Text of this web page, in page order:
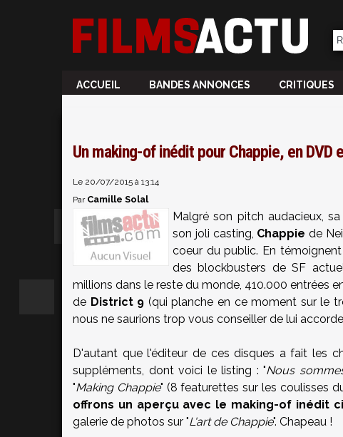
ACCUEIL BANDES ANNONCES CRITIQUES
Un making-of inédit pour Chappie, en DVD
Le 20/07/2015 à 13:14
Par Camille Solal
Malgré son pitch audacieux,
son joli casting, Chappie de
coeur du public. En
des blockbusters de SF
millions dans le reste du monde, 410.000 entrées
de District 9 (qui planche en ce moment sur le
nous ne saurions trop vous conseiller de lui
D'autant que l'éditeur de ces disques a fait les
suppléments, dont voici le listing : "Nous
"Making Chappie" (8 featurettes sur les coulisses
offrons un aperçu avec le making-of inédit
galerie de photos sur "L'art de Chappie". Chapeau !